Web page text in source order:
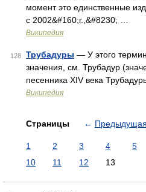
момент это единственные
с 2002&#160;г.,&#8230; …
Википедия
128 Трубадуры — У этого
значения, см. Трубадур
песенника XIV века
Википедия
Страницы ← Предыдущая
1 2 3 4 5
10
11 12 13